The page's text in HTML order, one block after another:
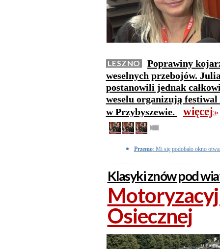
LESZNO
Poprawiny
weselnych przebojów.
postanowili jednak
weselu organizują
w Przybyszewie.
więcej>>
Przemo: Mi się podobało okno
Klasyki znów pod
Osiecznej